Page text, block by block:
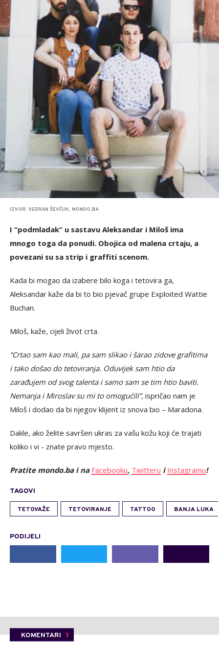
IZVOR: VEDRAN ŠEVČUK, MONDO.BA
I “podmladak” u sastavu Aleksandar i Miloš ima
mnogo toga da ponudi. Obojica od malena crtaju, a
povezani su sa strip i graffiti scenom.
Kada bi mogao da izabere bilo koga i tetovira ga,
Aleksandar kaže da bi to bio pjevač grupe Exploited Wattie
Buchan.
Miloš, kaže, cijeli život crta.
“Crtao sam kao mali, pa sam slikao i šarao zidove grafitima
i tako došao do tetoviranja. Oduvijek sam htio da
zarađujem od svog talenta i samo sam se tim htio baviti.
Nemanja i Miroslav su mi to omogućili”, ispričao nam je
Miloš i dodao da bi njegov klijent iz snova bio – Maradona.
Dakle, ako želite savršen ukras za vašu kožu koji će trajati
koliko i vi - znate pravo mjesto.
Pratite mondo.ba i na Facebooku, Twitteru i Instagramu!
TAGOVI
TETOVAŽE TETOVIRANJE TATTOO BANJA LUKA
PODIJELI
KOMENTARI 1